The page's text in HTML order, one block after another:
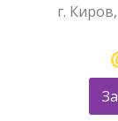
г.